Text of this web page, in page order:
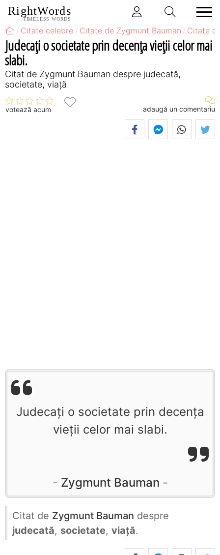
RightWords
TIMELESS WORDS
Citate celebre Citate de Zygmunt Bauman Citate
Judecaţi o societate prin decenţa vieţii celor mai
slabi.
Citat de Zygmunt Bauman despre judecată,
societate, viață
votează acum adaugă un comentariu
Judecaţi o societate prin decenţa
vieţii celor mai slabi.
Zygmunt Bauman
Citat de Zygmunt Bauman despre
judecată, societate, viață.